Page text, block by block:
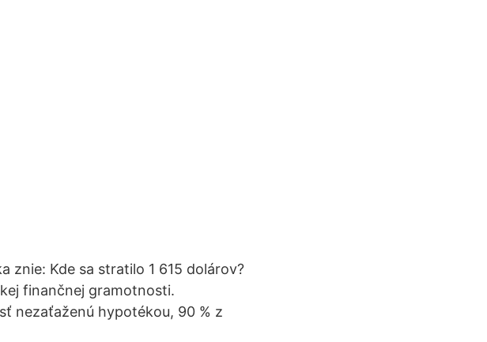
znie: Kde sa stratilo 1 615 dolárov?
finančnej gramotnosti.
nezaťaženú hypotékou, 90 % z